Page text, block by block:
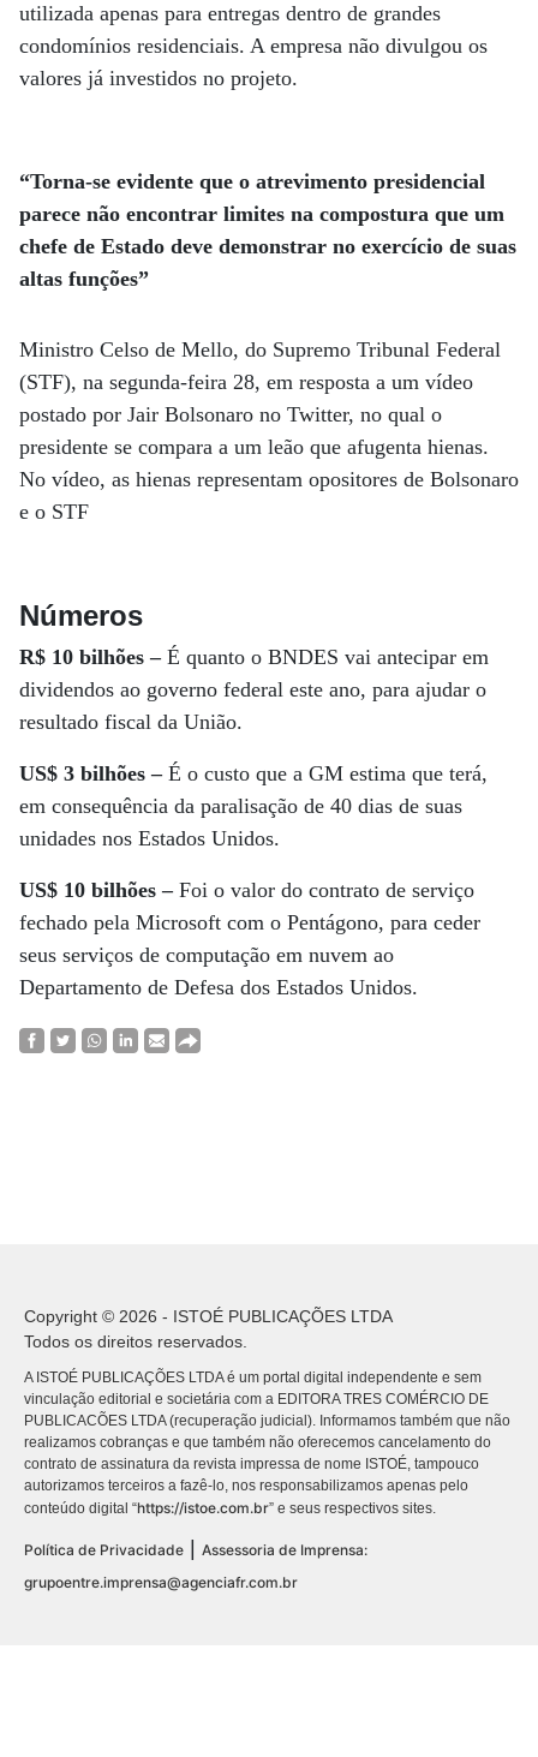
utilizada apenas para entregas dentro de grandes
condomínios residenciais. A empresa não divulgou os
valores já investidos no projeto.
“Torna-se evidente que o atrevimento presidencial
parece não encontrar limites na compostura que um
chefe de Estado deve demonstrar no exercício de suas
altas funções”
Ministro Celso de Mello, do Supremo Tribunal Federal
(STF), na segunda-feira 28, em resposta a um vídeo
postado por Jair Bolsonaro no Twitter, no qual o
presidente se compara a um leão que afugenta hienas.
No vídeo, as hienas representam opositores de Bolsonaro
e o STF
Números
R$ 10 bilhões –É quanto o BNDES vai antecipar em
dividendos ao governo federal este ano, para ajudar o
resultado fiscal da União.
US$ 3 bilhões –É o custo que a GM estima que terá,
em consequência da paralisação de 40 dias de suas
unidades nos Estados Unidos.
US$ 10 bilhões –Foi o valor do contrato de serviço
fechado pela Microsoft com o Pentágono, para ceder
seus serviços de computação em nuvem ao
Departamento de Defesa dos Estados Unidos.
Copyright © 2026 - ISTOÉ PUBLICAÇÕES LTDA
Todos os direitos reservados.
A ISTOÉ PUBLICAÇÕES LTDA é um portal digital independente e sem
vinculação editorial e societária com a EDITORA TRES COMÉRCIO DE
PUBLICACÕES LTDA (recuperação judicial). Informamos também que não
realizamos cobranças e que também não oferecemos cancelamento do
contrato de assinatura da revista impressa de nome ISTOÉ, tampouco
autorizamos terceiros a fazê-lo, nos responsabilizamos apenas pelo
conteúdo digital “https://istoe.com.br” e seus respectivos sites.
Política de Privacidade
Assessoria de Imprensa:
grupoentre.imprensa@agenciafr.com.br